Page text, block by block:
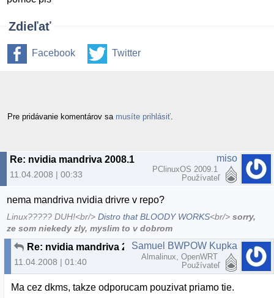
Zdieľať
Facebook Twitter
Pre pridávanie komentárov sa musíte prihlásiť
Re: nvidia mandriva 2008.1
11.04.2008 | 00:33
miso
PClinuxOS 2009.1
Používateľ
nema mandriva nvidia drivre v repo?
Linux????? DUH!<br/>Distro that BLOODY WORKS<br/>sorry,
ze som niekedy zly, myslim to v dobrom
Re: nvidia mandriva 2008.1
11.04.2008 | 01:40
Samuel BWPOW Kupka
Almalinux, OpenWRT
Používateľ
Ma cez dkms, takze odporucam pouzivat priamo tie.